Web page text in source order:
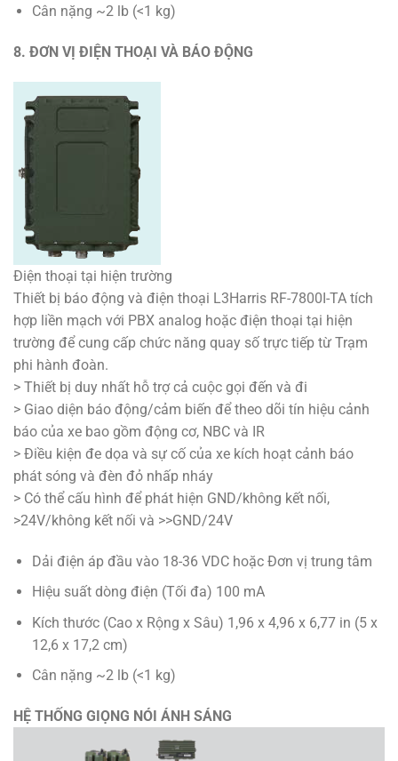
Cân nặng ~2 lb (<1 kg)
8. ĐƠN VỊ ĐIỆN THOẠI VÀ BÁO ĐỘNG
Điện thoại tại hiện trường
Thiết bị báo động và điện thoại L3Harris RF-7800I-TA tích
hợp liền mạch với PBX analog hoặc điện thoại tại hiện
trường để cung cấp chức năng quay số trực tiếp từ Trạm
phi hành đoàn.
> Thiết bị duy nhất hỗ trợ cả cuộc gọi đến và đi
> Giao diện báo động/cảm biến để theo dõi tín hiệu cảnh
báo của xe bao gồm động cơ, NBC và IR
> Điều kiện đe dọa và sự cố của xe kích hoạt cảnh báo
phát sóng và đèn đỏ nhấp nháy
> Có thể cấu hình để phát hiện GND/không kết nối,
>24V/không kết nối và >>GND/24V
Dải điện áp đầu vào 18-36 VDC hoặc Đơn vị trung tâm
Hiệu suất dòng điện (Tối đa) 100 mA
Kích thước (Cao x Rộng x Sâu) 1,96 x 4,96 x 6,77 in (5 x
12,6 x 17,2 cm)
Cân nặng ~2 lb (<1 kg)
HỆ THỐNG GIỌNG NÓI ÁNH SÁNG